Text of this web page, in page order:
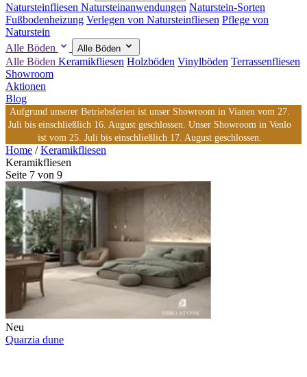
Natursteinfliesen Natursteinanwendungen Naturstein-Sorten
Fußbodenheizung Verlegen von Natursteinfliesen Pflege von
Naturstein
Alle Böden
Alle Böden
Alle Böden Keramikfliesen Holzböden Vinylböden Terrassenfliesen
Showroom
Aktionen
Blog
Aufgrund unserer Betriebsferien ist unser Showroom in Vianen vom 27.
Juli bis einschließlich 16. August geschlossen. Unser Showroom in Venlo
ist vom 25. Juli bis einschließlich 17. August geschlossen.
Home /Keramikfliesen
Keramikfliesen
Seite 7 von 9
Neu
Quarzia dune